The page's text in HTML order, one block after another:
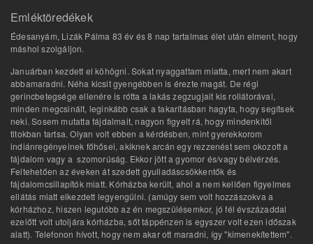
Emléktöredékek
Édesanyám, Lizák Pálma 83 év és 8 nap tartalmas élet után elment, hogy
máshol szolgáljon.
Januárban kezdett el köhögni. Sokat nyaggattam miatta, mert nem akart
abbamaradni. Néha kicsit gyengébben is érezte magát. De régi
gerincbetegsége ellenére is rótta a lakás zegzugjait kis rollátorával,
minden megcsinált, leginkább csak a takarításban hagyta, hogy segítsek
neki. Sosem mutatta fájdalmait, nagyon figyelt rá, hogy mindenkitől
titokban tartsa. Olyan volt ebben a kérdésben, mint gyerekkorom
indiánregényeinek főhősei, akiknek arcán egy rezzenést sem okozott a
fájdalom vagy a szomorúság. Ekkor jött a gyomor és/vagy bélvérzés.
Feltehetően az éveken át szedett gyulladáscsökkentők és
fájdalomcsillapítók miatt. Kórházba került, ahol a nem kellően figyelmes
ellátás miatt elkezdett legyengülni. (amúgy sem volt hozzászokva a
kórházhoz, hiszen legutóbb az én megszülésemkor, jó fél évszázaddal
ezelőtt volt utoljára kórházba, sőt táppénzen is egyszer volt ezen időszak
alatt). Telefonon hívott, hogy nem akar ott maradni, így "kimenekítettem".